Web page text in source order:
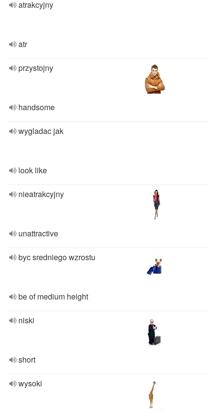
atrakcyjny
atr
przystojny
handsome
wygladac jak
look like
nieatrakcyjny
unattractive
byc sredniego wzrostu
be of medium height
niski
short
wysoki